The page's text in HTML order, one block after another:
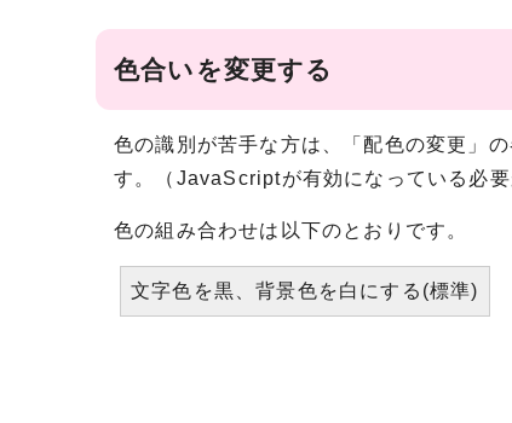
色合いを変更する
色の識別が苦手な方は、「配色の変更」
す。（JavaScriptが有効になっている必要
色の組み合わせは以下のとおりです。
文字色を黒、背景色を白にする(標準)